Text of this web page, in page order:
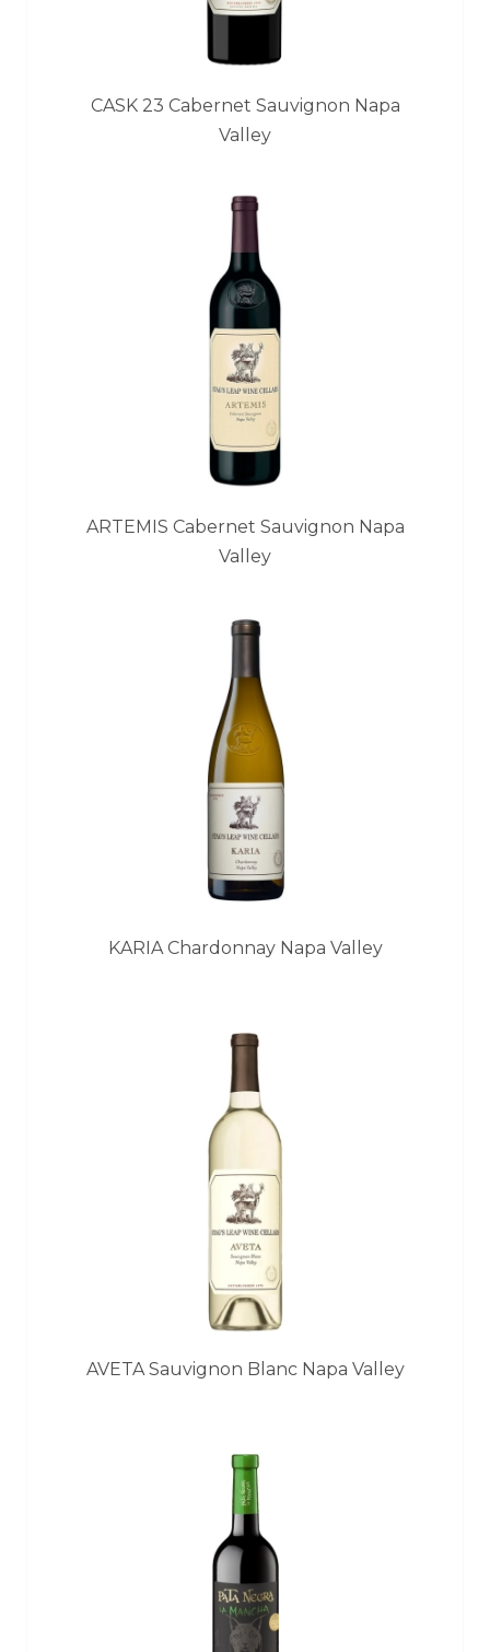
CASK 23 Cabernet Sauvignon Napa
Valley
ARTEMIS Cabernet Sauvignon Napa
Valley
KARIA Chardonnay Napa Valley
AVETA Sauvignon Blanc Napa Valley